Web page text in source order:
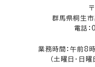
群馬県桐生
電話
業務時間：午前8
（土曜日・日